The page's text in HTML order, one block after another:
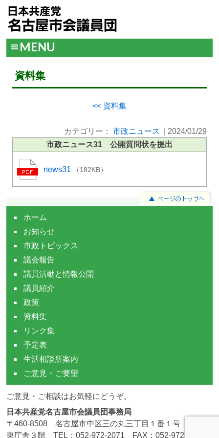
MENU
資料集
<< 資料集
カテゴリー： 市政ニュース
2024/01/29
市政ニュース31 公開質問状を提出
news31 （182KB）
ホーム
お知らせ
市政トピックス
議会報告
議員活動と情報公開
議員紹介
政策
資料集
リンク集
予定表
生活相談所案内
ご意見・ご要望
ご意見・ご相談はお気軽にどうぞ。
日本共産党名古屋市会議員団事務局
〒460-8508 名古屋市中区三の丸三丁目１番１号 市役所
東庁舎３階 TEL：052-972-2071 FAX：052-972-4190